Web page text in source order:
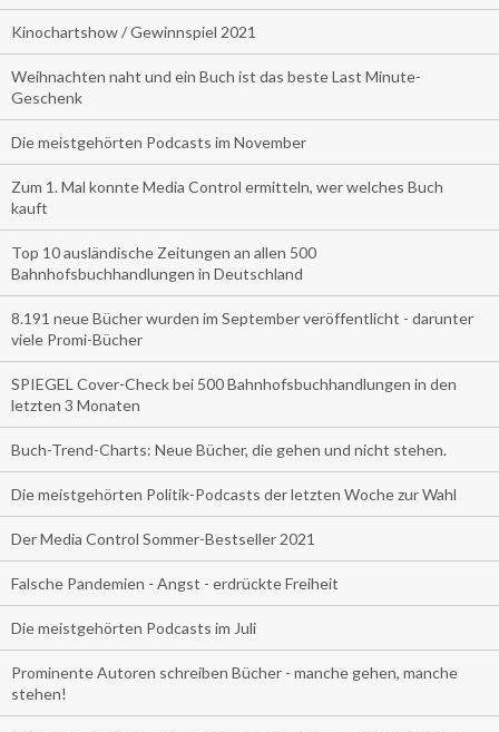
Kinochartshow / Gewinnspiel 2021
Weihnachten naht und ein Buch ist das beste Last Minute-
Geschenk
Die meistgehörten Podcasts im November
Zum 1. Mal konnte Media Control ermitteln, wer welches Buch
kauft
Top 10 ausländische Zeitungen an allen 500
Bahnhofsbuchhandlungen in Deutschland
8.191 neue Bücher wurden im September veröffentlicht - darunter
viele Promi-Bücher
SPIEGEL Cover-Check bei 500 Bahnhofsbuchhandlungen in den
letzten 3 Monaten
Buch-Trend-Charts: Neue Bücher, die gehen und nicht stehen.
Die meistgehörten Politik-Podcasts der letzten Woche zur Wahl
Der Media Control Sommer-Bestseller 2021
Falsche Pandemien - Angst - erdrückte Freiheit
Die meistgehörten Podcasts im Juli
Prominente Autoren schreiben Bücher - manche gehen, manche
stehen!